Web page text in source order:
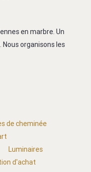
en marbre. Un
organisons les
de cheminée
Luminaires
d'achat